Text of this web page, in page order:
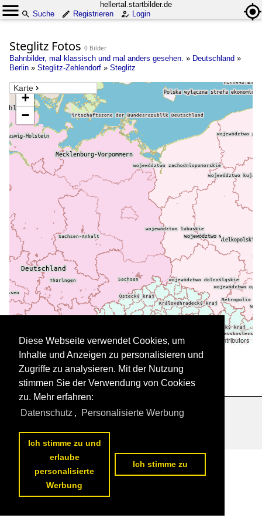
hellertal.startbilder.de
Suche
Registrieren Login
Steglitz Fotos 0 Bilder
Bahnbilder, mal klassisch und mal anders gesehen. » Deutschland »
Berlin » Steglitz-Zehlendorf » Steglitz
Karte
+
−
Leaflet| © OpenStreetMap contributors
Daten werden geladen
Datenschutzerklärung| Impressum|Kontakt
Diese Webseite verwendet Cookies, um
Inhalte und Anzeigen zu personalisieren und
Zugriffe zu analysieren. Mit der Nutzung
stimmen Sie der Verwendung von Cookies
zu. Mehr erfahren:
Datenschutz , Personalisierte Werbung
Ich stimme zu und
erlaube
personalisierte
Werbung
Ich stimme zu